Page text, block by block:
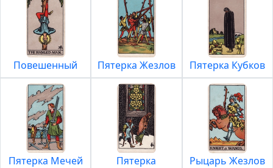
Повешенный Пятерка Жезлов Пятерка Кубков
Пятерка Мечей
Пятерка
Рыцарь Жезлов